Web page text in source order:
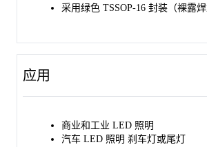
采用绿色 TSSOP-16 封装（裸露
应用
商业和工业 LED 照明
汽车 LED 照明 刹车灯或尾灯